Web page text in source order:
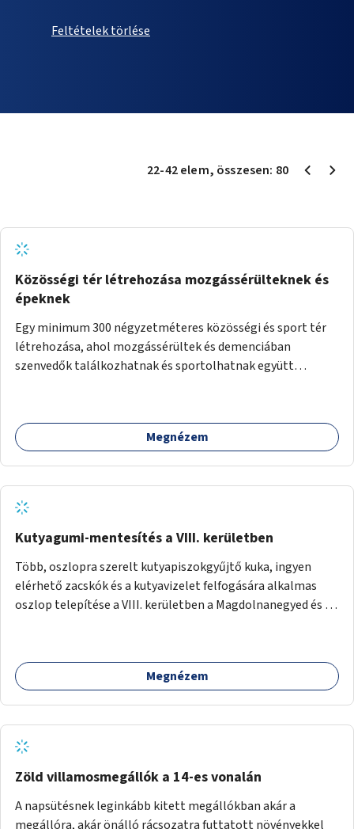
Feltételek törlése
22-42elem, összesen: 80
Közösségi tér létrehozása mozgássérülteknek és
épeknek
Egy minimum 300 négyzetméteres közösségi és sport tér
létrehozása, ahol mozgássérültek és demenciában
szenvedők találkozhatnak és sportolhatnak együtt
tud játszani, fontos, hogy a téren legyenek formájukban,
hangulatukban elkülönülő pontok, mezítlábas ösvények, az
Megnézem
Kutyagumi-mentesítés a VIII. kerületben
Több, oszlopra szerelt kutyapiszokgyűjtő kuka, ingyen
elérhető zacskók és a kutyavizelet felfogására alkalmas
oszlop telepítése a VIII. kerületben a Magdolnanegyed és a
Megnézem
Zöld villamosmegállók a 14-es vonalán
A napsütésnek leginkább kitett megállókban akár a
megállóra, akár önálló rácsozatra futtatott növényekkel